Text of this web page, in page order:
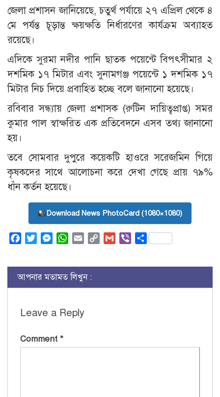
জেলা প্রশাসন জানিয়েছে, চতুর্থ পর্যায়ে ২৭ এপ্রিল থেকে ৪
মে পর্যন্ত চূড়ান্ত ক্ষয়ক্ষতি নির্ধারণের কার্যক্রম অব্যাহত
রয়েছে।
এদিকে সুরমা নদীর পানি ছাতক পয়েন্টে বিপৎসীমার ২
দশমিক ১৭ মিটার এবং সুনামগঞ্জ পয়েন্টে ১ দশমিক ১৭
মিটার নিচ দিয়ে প্রবাহিত হচ্ছে বলে জানানো হয়েছে।
রবিবার সন্ধ্যায় জেলা প্রশাসক (রুটিন দায়িত্বপ্রাপ্ত) সমর
কুমার পাল স্বাক্ষরিত এক প্রতিবেদনে এসব তথ্য জানানো
হয়।
তবে সোমবার দুপুরে কয়েকটি হাওরে সরেজমিন গিয়ে
কৃষকদের সাথে আলোচনা করে দেখা গেছে প্রায় ৭৯%
ধাঁন কর্তন হয়েছে।
Download News PhotoCard (1080×1080)
FacebookTwitterMessenger
WhatsApp
Email
Copy
Gmail ViberShare
আপনার মতামত লিখুন :
Leave a Reply
Comment *